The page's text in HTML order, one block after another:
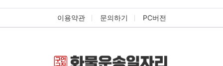
③회사에 개인정보 수집 이용 제공 등의 동
의를 한 현황
할 때까지 당해 개인정보를 이용하거나 제공하지 않
이용약관 문의하기 PC버전